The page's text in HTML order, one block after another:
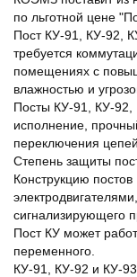
по льготной цене
Пост КУ-91, КУ-92,
требуется
помещениях с
влажностью и
Посты КУ-91, КУ-
исполнение,
переключения
Степень защиты
Конструкцию
сигнализирующего
Пост КУ может
переменного.
КУ-91, КУ-92 и КУ-